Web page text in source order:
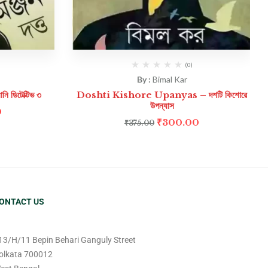
৩
(0)
By : Bimal Kar
Doshti Kishore Upanyas – দশটি কিশোরে
উপন্যাস
₹375.00 ₹300.00
US
H/11 Bepin Behari Ganguly Street
700012